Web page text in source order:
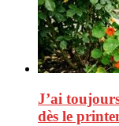
J’ai
dès le